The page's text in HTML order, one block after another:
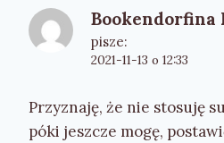
Bookendorfina
pisze:
2021-11-13 o 12:33
Przyznaję, że nie stosuję
póki jeszcze mogę,